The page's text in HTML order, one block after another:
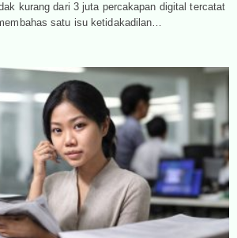
kurang dari 3 juta percakapan digital tercatat
satu isu ketidakadilan…